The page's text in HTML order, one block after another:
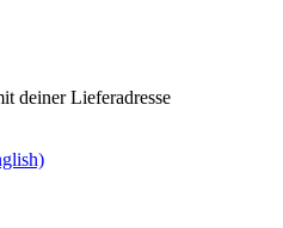
deiner Lieferadresse